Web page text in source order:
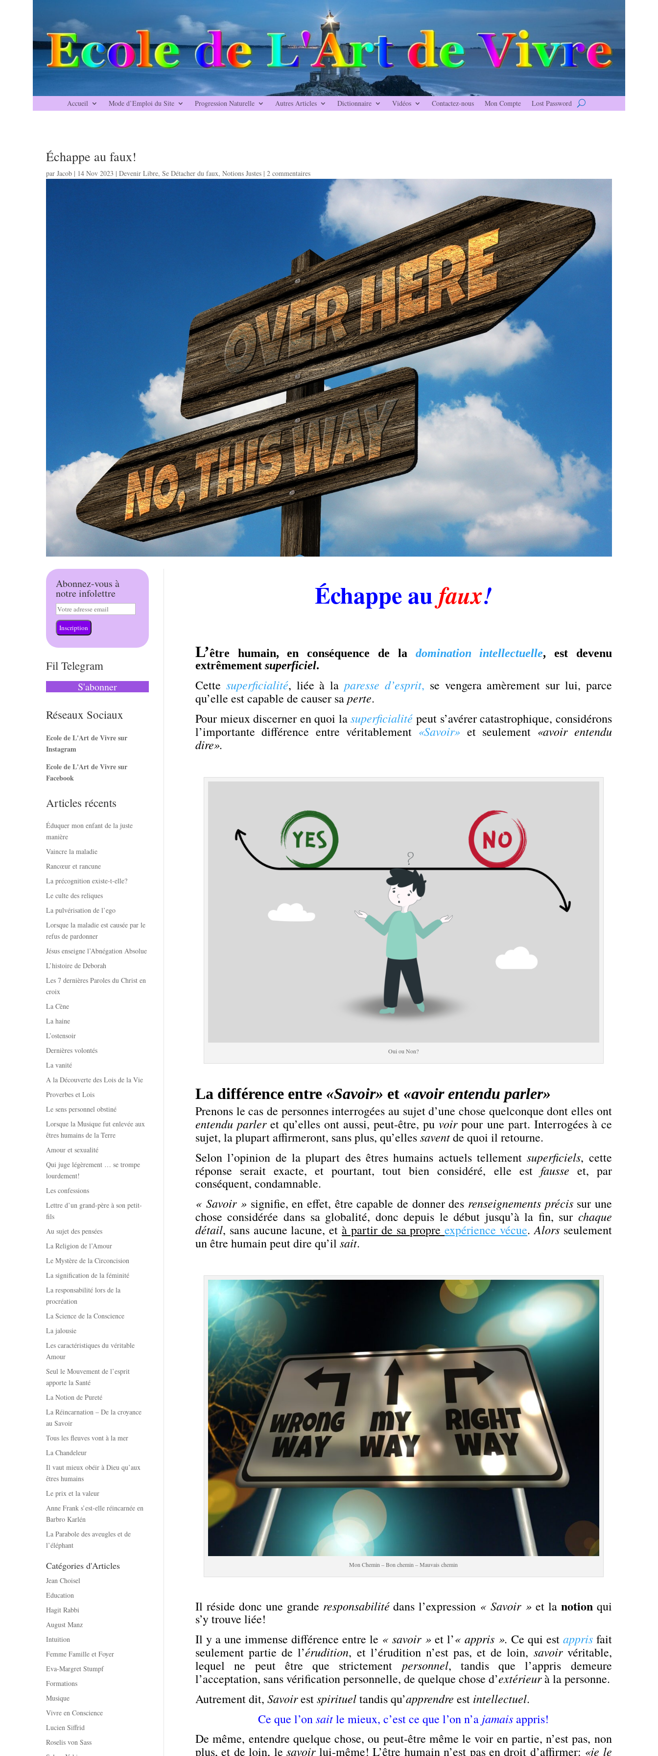
Accueil Mode d’Emploi du Site Progression Naturelle Autres Articles Dictionnaire Vidéos Contactez-nous Mon Compte Lost Password
Échappe au faux!
parJacob | 14 Nov 2023 |Devenir Libre,Se Détacher du faux,Notions Justes |2 commentaires
Abonnez-vous à
notre infolettre
Inscription
Fil Telegram
S'abonner
Réseaux Sociaux
Ecole de L'Art de Vivre sur
Instagram
Ecole de L'Art de Vivre sur
Facebook
Articles récents
Éduquer mon enfant de la juste
manière
Vaincre la maladie
Rancœur et rancune
La précognition existe-t-elle?
Le culte des reliques
La pulvérisation de l’ego
Lorsque la maladie est causée par le
refus de pardonner
Jésus enseigne l’Abnégation Absolue
L’histoire de Deborah
Les 7 dernières Paroles du Christ en
croix
La Cène
La haine
L’ostensoir
Dernières volontés
La vanité
A la Découverte des Lois de la Vie
Proverbes et Lois
Le sens personnel obstiné
Lorsque la Musique fut enlevée aux
êtres humains de la Terre
Amour et sexualité
Qui juge légèrement … se trompe
lourdement!
Les confessions
Lettre d’un grand-père à son petit-
fils
Au sujet des pensées
La Religion de l’Amour
Le Mystère de la Circoncision
La signification de la féminité
La responsabilité lors de la
procréation
La Science de la Conscience
La jalousie
Les caractéristiques du véritable
Amour
Seul le Mouvement de l’esprit
apporte la Santé
La Notion de Pureté
La Réincarnation – De la croyance
au Savoir
Tous les fleuves vont à la mer
La Chandeleur
Il vaut mieux obéir à Dieu qu’aux
êtres humains
Le prix et la valeur
Anne Frank s’est-elle réincarnée en
Barbro Karlén
La Parabole des aveugles et de
l’éléphant
Catégories d'Articles
Jean Choisel
Education
Hagit Rabbi
August Manz
Intuition
Femme Famille et Foyer
Eva-Margret Stumpf
Formations
Musique
Vivre en Conscience
Lucien Siffrid
Roselis von Sass
Échappe aufaux!
L’être humain, en conséquence de la domination intellectuelle, est devenu
extrêmement superficiel.
Cette superficialité, liée à laparesse d’esprit, se vengera amèrement sur lui, parce
qu’elle est capable de causer sa perte.
Pour mieux discerner en quoi lasuperficialité peut s’avérer catastrophique, considérons
l’importante différence entre véritablement «Savoir» et seulement «avoir entendu
dire».
Oui ou Non?
La différence entre «Savoir» et «avoir entendu parler»
Prenons le cas de personnes interrogées au sujet d’une chose quelconque dont elles ont
entendu parleret qu’elles ont aussi, peut-être, puvoirpour une part. Interrogées à ce
sujet, la plupart affirmeront, sans plus, qu’ellessaventde quoi il retourne.
Selon l’opinion de la plupart des êtres humains actuels tellementsuperficiels, cette
réponse serait exacte, et pourtant, tout bien considéré, elle est fausse et, par
conséquent, condamnable.
« Savoir » signifie, en effet, être capable de donner des renseignements précissur une
chose considérée dans sa globalité, donc depuis le début jusqu’à la fin, sur chaque
détail, sans aucune lacune, et à partir de sa propreexpérience vécue.Alors seulement
un être humain peut dire qu’il sait.
Mon Chemin – Bon chemin – Mauvais chemin
Il réside donc une grande responsabilitédans l’expression « Savoir » et la notionqui
s’y trouve liée!
Il y a une immense différence entre le « savoir »et l’« appris ». Ce qui est apprisfait
seulement partie de l’érudition, et l’érudition n’est pas, et de loin, savoirvéritable,
lequel ne peut être que strictement personnel, tandis que l’appris demeure
l’acceptation, sans vérification personnelle, de quelque chose d’extérieurà la personne.
Autrement dit, Savoirestspiritueltandis qu’apprendre est intellectuel.
Ce que l’onsaitle mieux, c’est ce que l’on n’a jamais appris!
De même, entendre quelque chose, ou peut-être même le voir en partie, n’est pas, non
plus, et de loin, lesavoirlui-même! L’être humain n’est pas en droit d’affirmer: «je le